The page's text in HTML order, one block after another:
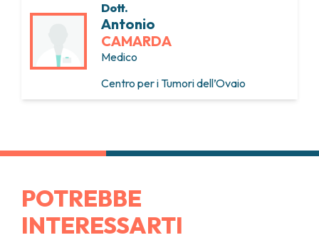
Dott.
Antonio
CAMARDA
Medico
Centro per i Tumori dell’Ovaio
POTREBBE
INTERESSARTI